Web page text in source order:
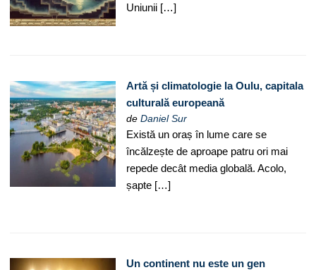
Uniunii […]
Artă și climatologie la Oulu, capitala
culturală europeană
deDaniel Sur
Există un oraș în lume care se
încălzește de aproape patru ori mai
repede decât media globală. Acolo,
șapte […]
Un continent nu este un gen